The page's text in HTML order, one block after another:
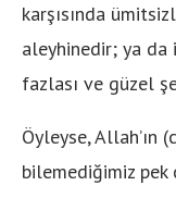
karşısında
aleyhinedir; ya da
fazlası ve güzel
Öyleyse, Allah’ın
bilemediğimiz